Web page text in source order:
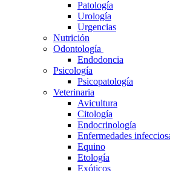
Patología
Urología
Urgencias
Nutrición
Odontología
Endodoncia
Psicología
Psicopatología
Veterinaria
Avicultura
Citología
Endocrinología
Enfermedades
Equino
Etología
Exóticos